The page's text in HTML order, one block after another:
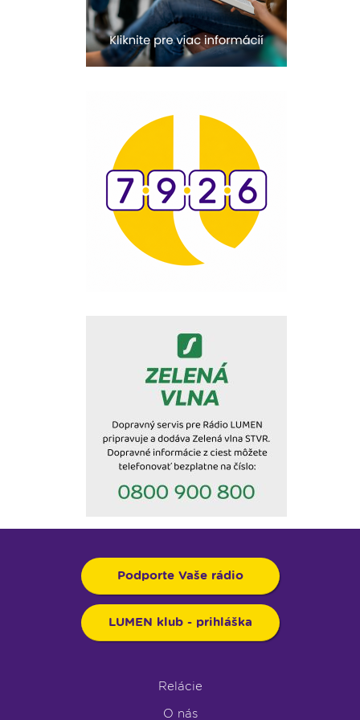
Podporte Vaše rádio
LUMEN klub - prihláška
Relácie
O nás